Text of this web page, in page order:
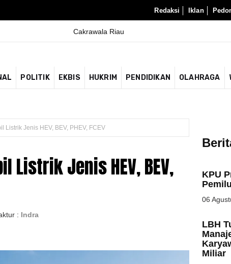
Redaksi Iklan
POLITIK EKBIS HUKRIM PENDIDIKAN OLAHRAGA
Listrik Jenis HEV, BEV, PHEV, FCEV
Listrik Jenis HEV, BEV,
: Indra
KPU
06
LBH
Miliar